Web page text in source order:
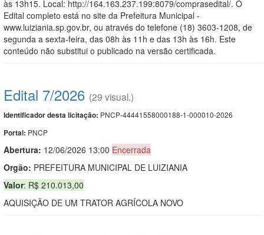
às 13h15. Local: http://164.163.237.199:8079/comprasedital/. O
Edital completo está no site da Prefeitura Municipal -
www.luiziania.sp.gov.br, ou através do telefone (18) 3603-1208, de
segunda a sexta-feira, das 08h às 11h e das 13h às 16h. Este
conteúdo não substitui o publicado na versão certificada.
Edital 7/2026 (29 visual.)
Identificador desta licitação: PNCP-44441558000188-1-000010-2026
Portal: PNCP
Abertura: 12/06/2026 13:00 Encerrada
Orgão: PREFEITURA MUNICIPAL DE LUIZIANIA
Valor: R$ 210.013,00
AQUISIÇÃO DE UM TRATOR AGRÍCOLA NOVO